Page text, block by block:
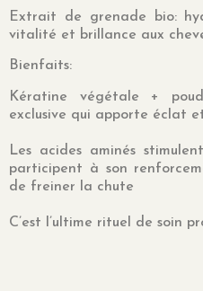
Extrait de grenade bio:
vitalité et brillance aux
Bienfaits:
Kératine végétale +
exclusive qui apporte éclat
Les acides aminés
participent à son
de freiner la chute
C’est l’ultime rituel de soin